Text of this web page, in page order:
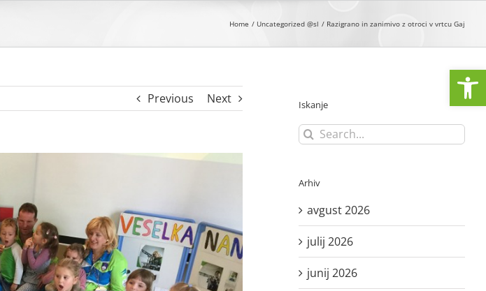
Home Uncategorized @sl Razigrano in zanimivo z otroci v vrtcu Gaj
Previous Next Iskanje
Search
for:
Arhiv
avgust 2026
julij 2026
junij 2026